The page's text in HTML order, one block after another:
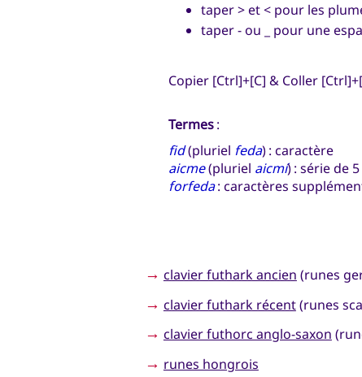
taper > et < pour les
taper - ou _ pour une
Copier [Ctrl]+[C] & Coller
Termes:
fid(pluriel feda) : caractère
aicme(pluriel aicmí) : série de
forfeda: caractères
→ clavier futhark ancien (runes
→ clavier futhark récent(runes
→ clavier futhorc anglo-saxon
→ runes hongrois